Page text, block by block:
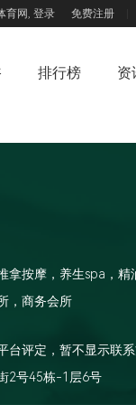
育网, 登录 免费注册
排行榜 资
拿按摩，养生spa，
，商务会所
台评定，暂不显示联
2号45栋-1层6号